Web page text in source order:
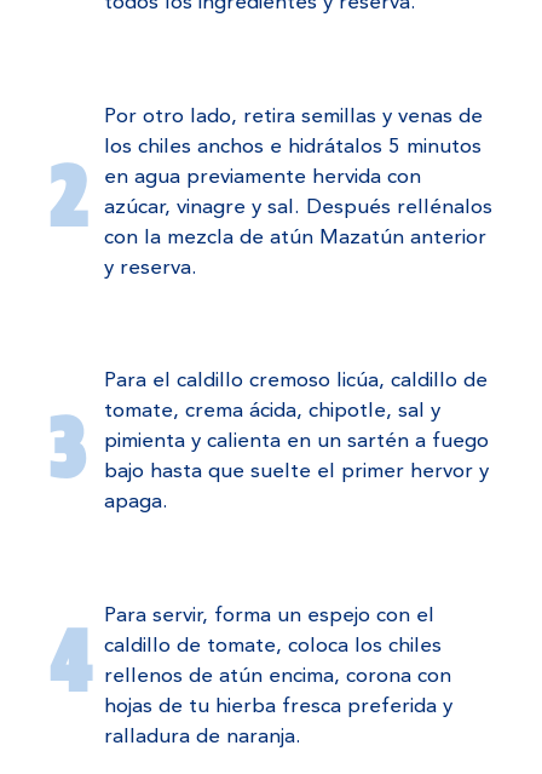
Por otro lado, retira semillas y venas de
los chiles anchos e hidrátalos 5 minutos
en agua previamente hervida con
azúcar, vinagre y sal. Después rellénalos
con la mezcla de atún Mazatún anterior
y reserva.
Para el caldillo cremoso licúa, caldillo de
tomate, crema ácida, chipotle, sal y
pimienta y calienta en un sartén a fuego
bajo hasta que suelte el primer hervor y
apaga.
Para servir, forma un espejo con el
caldillo de tomate, coloca los chiles
rellenos de atún encima, corona con
hojas de tu hierba fresca preferida y
ralladura de naranja.